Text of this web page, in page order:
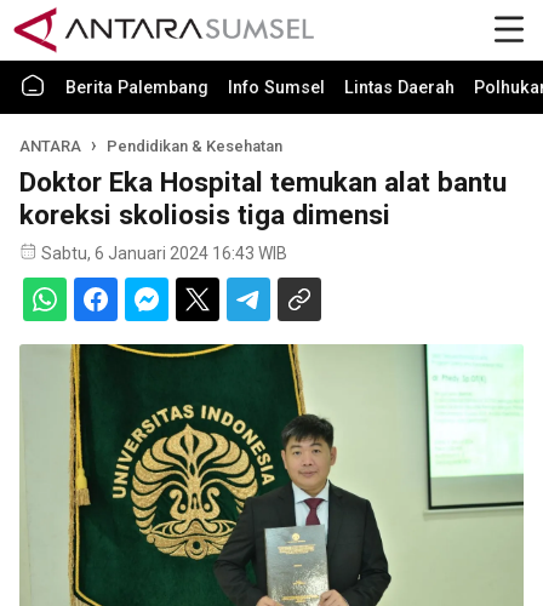
Berita Palembang Info Sumsel Lintas Daerah
ANTARA Pendidikan & Kesehatan
Doktor Eka Hospital temukan alat bantu
koreksi skoliosis tiga dimensi
Sabtu, 6 Januari 2024 16:43 WIB